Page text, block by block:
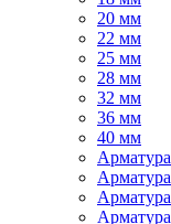
20 мм
22 мм
25 мм
28 мм
32 мм
36 мм
40 мм